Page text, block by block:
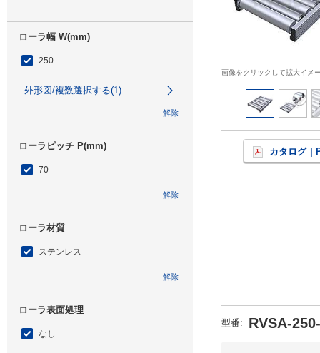
ローラ幅 W(mm)
250
外形図/複数選択する(1)
解除
ローラピッチ P(mm)
70
解除
ローラ材質
ステンレス
解除
ローラ表面処理
なし
画像をクリックして拡大イメ
カタログ |
型番: RVSA-